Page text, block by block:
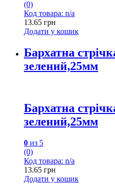
(0)
Код товара: n/a
13.65 грн
Додати у кошик
Бархатна
зелений,25мм
Бархатна
зелений,25мм
0 из 5
(0)
Код товара: n/a
13.65 грн
Додати у кошик